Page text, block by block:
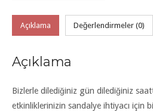
Açıklama Değerlendirmeler (0)
Açıklama
Bizlerle dilediğiniz gün dilediğiniz
etkinliklerinizin sandalye ihtiyacı için